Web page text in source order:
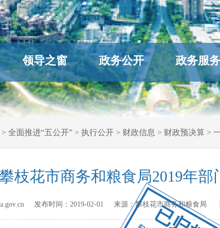
领导之窗 政务公开 政务服务
全面推进“五公开”> 执行公开> 财政信息 > 财政预决算>
攀枝花市商务和粮食局2019年部
发布时间： 2019-02-01 来源：攀枝花市商务和粮食局